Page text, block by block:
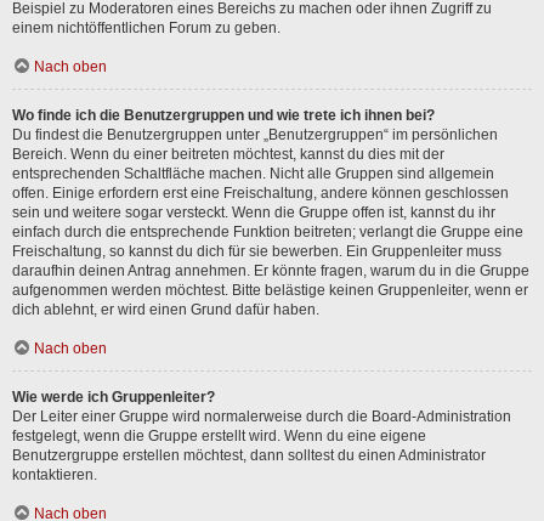
Beispiel zu Moderatoren eines Bereichs zu machen oder ihnen Zugriff zu
einem nichtöffentlichen Forum zu geben.
Nach oben
Wo finde ich die Benutzergruppen und wie trete ich ihnen bei?
Du findest die Benutzergruppen unter „Benutzergruppen“ im persönlichen
Bereich. Wenn du einer beitreten möchtest, kannst du dies mit der
entsprechenden Schaltfläche machen. Nicht alle Gruppen sind allgemein
offen. Einige erfordern erst eine Freischaltung, andere können geschlossen
sein und weitere sogar versteckt. Wenn die Gruppe offen ist, kannst du ihr
einfach durch die entsprechende Funktion beitreten; verlangt die Gruppe eine
Freischaltung, so kannst du dich für sie bewerben. Ein Gruppenleiter muss
daraufhin deinen Antrag annehmen. Er könnte fragen, warum du in die Gruppe
aufgenommen werden möchtest. Bitte belästige keinen Gruppenleiter, wenn er
dich ablehnt, er wird einen Grund dafür haben.
Nach oben
Wie werde ich Gruppenleiter?
Der Leiter einer Gruppe wird normalerweise durch die Board-Administration
festgelegt, wenn die Gruppe erstellt wird. Wenn du eine eigene
Benutzergruppe erstellen möchtest, dann solltest du einen Administrator
kontaktieren.
Nach oben